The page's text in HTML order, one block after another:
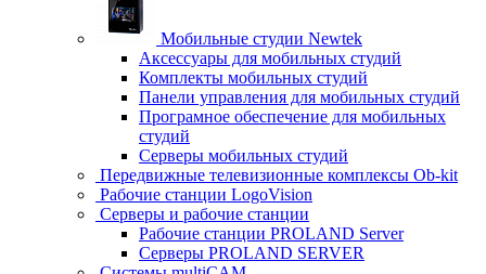
Мобильные студии Newtek
Аксессуары для мобильных студий
Комплекты мобильных студий
Панели управления для мобильных студий
Програмное обеспечение для мобильных
студий
Серверы мобильных студий
Передвижные телевизионные комплексы Ob-kit
Рабочие станции LogoVision
Серверы и рабочие станции
Рабочие станции PROLAND Server
Серверы PROLAND SERVER